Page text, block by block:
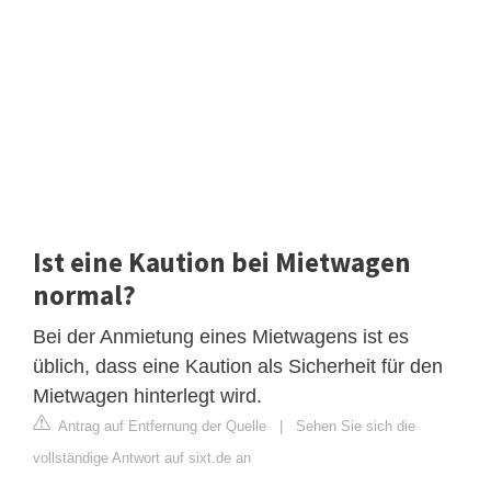
Ist eine Kaution bei Mietwagen
normal?
Bei der Anmietung eines Mietwagens ist es
üblich, dass eine Kaution als Sicherheit für den
Mietwagen hinterlegt wird.
Antrag auf Entfernung der Quelle | Sehen Sie sich die
vollständige Antwort auf sixt.de an